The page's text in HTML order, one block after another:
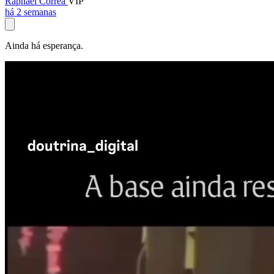
há 2 semanas
Ainda há esperança.